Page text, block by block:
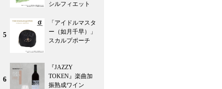
シルフィエット
5
「アイドルマスタ
ー（如月千早）」
スカルプポーチ
6
『JAZZY
TOKEN』楽曲加
振熟成ワイン